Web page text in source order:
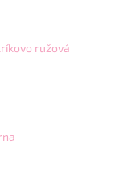
ružová